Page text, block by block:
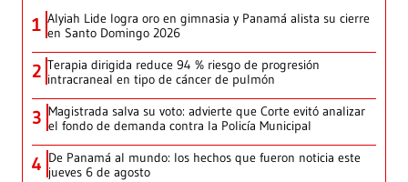
1 Alyiah Lide logra oro en gimnasia y Panamá alista su cierre
en Santo Domingo 2026
2 Terapia dirigida reduce 94 % riesgo de progresión
intracraneal en tipo de cáncer de pulmón
3 Magistrada salva su voto: advierte que Corte evitó analizar
el fondo de demanda contra la Policía Municipal
4 De Panamá al mundo: los hechos que fueron noticia este
jueves 6 de agosto